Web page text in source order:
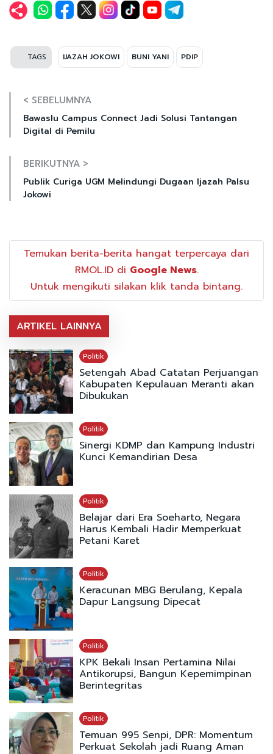
TAGS IJAZAH JOKOWI BUNI YANI PDIP
< SEBELUMNYA
Bawaslu Campus Connect Jadi Solusi Tantangan
Digital di Pemilu
BERIKUTNYA >
Publik Curiga UGM Melindungi Dugaan Ijazah Palsu
Jokowi
Temukan berita-berita hangat terpercaya dari
RMOL.ID di Google News.
Untuk mengikuti silakan klik tanda bintang.
ARTIKEL LAINNYA
Politik
Setengah Abad Catatan Perjuangan
Kabupaten Kepulauan Meranti akan
Dibukukan
Politik
Sinergi KDMP dan Kampung Industri
Kunci Kemandirian Desa
Politik
Belajar dari Era Soeharto, Negara
Harus Kembali Hadir Memperkuat
Petani Karet
Politik
Keracunan MBG Berulang, Kepala
Dapur Langsung Dipecat
Politik
KPK Bekali Insan Pertamina Nilai
Antikorupsi, Bangun Kepemimpinan
Berintegritas
Politik
Temuan 995 Senpi, DPR: Momentum
Perkuat Sekolah jadi Ruang Aman